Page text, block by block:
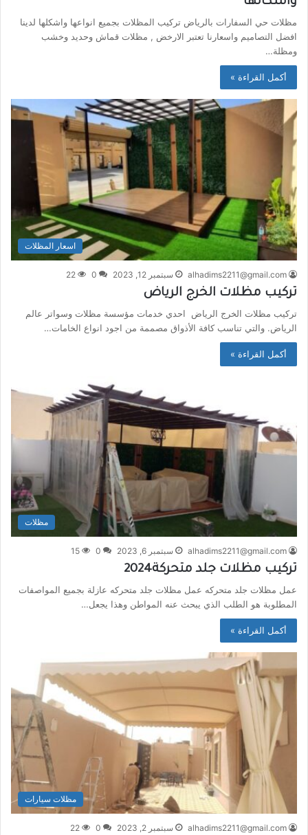
مظلات حي السفارات بالرياض تركيب المظلات بجميع انواعها واشكلها لدينا
افضل التصاميم واسعارنا تعتبر الارخض , مظلات قماش وحديد وخشب
ومظلة…
أكمل القراءة »
اسعار المظلات
alhadims2211@gmail.com سبتمبر 12, 2023 0
22
تركيب مظلات الخرج الرياض
تركيب مظلات الخرج الرياض احدي خدمات مؤسسة مظلات وسواتر عالم
الرياض. والتي تناسب كافة الأذواق مصممة من اجود انواع الخامات…
أكمل القراءة »
مظلات
alhadims2211@gmail.com سبتمبر 6, 2023 0
15
تركيب مظلات جلد متحركة2024
عمل مظلات جلد متحركه عمل مظلات جلد متحركه عازلة بجميع المواصفات
المطلوبة هو الطلب الذي يبحث عنه المواطن وهذا يجعل…
أكمل القراءة »
مظلات سيارات
alhadims2211@gmail.com سبتمبر 2, 2023 0
22